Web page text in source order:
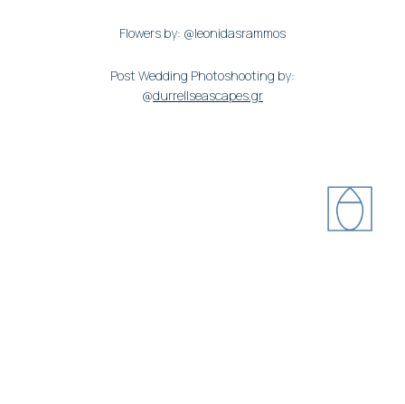
Flowers by: @leonidasrammos
Post Wedding Photoshooting by:
@durrellseascapes.gr